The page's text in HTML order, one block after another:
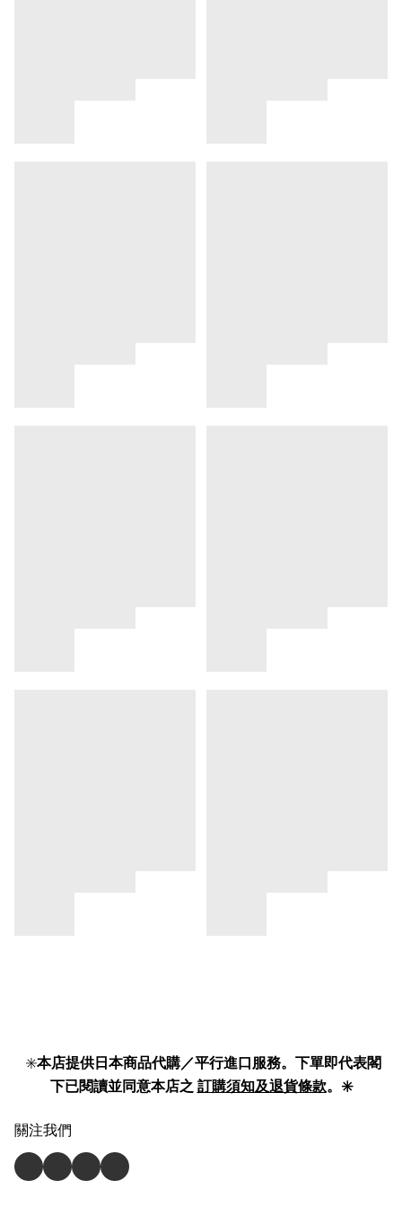
✳️本店提供日本商品代購／平行進口服務。下單即代表閣
下已閱讀並同意本店之 訂購須知及退貨條款。✳️
關注我們